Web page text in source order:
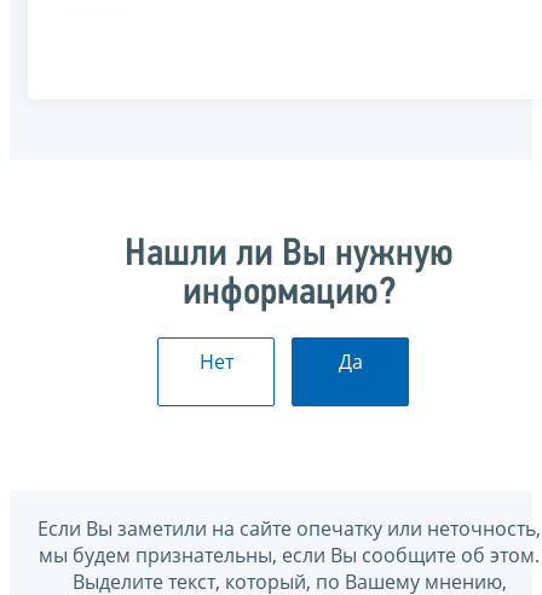
Нашли ли Вы нужную
информацию?
Нет Да
Если Вы заметили на сайте опечатку или неточность,
мы будем признательны, если Вы сообщите об этом.
Выделите текст, который, по Вашему мнению,